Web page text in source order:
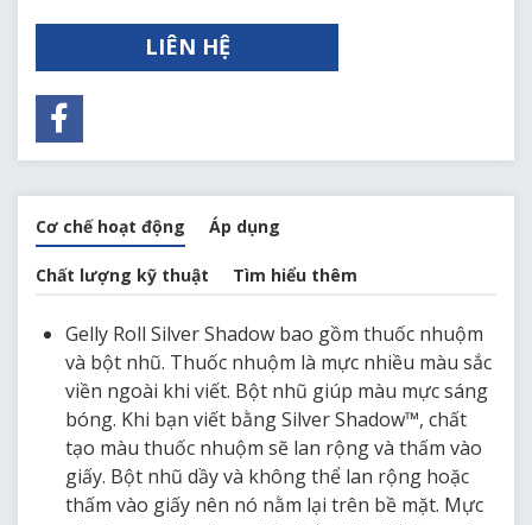
LIÊN HỆ
Cơ chế hoạt động Áp dụng
Chất lượng kỹ thuật Tìm hiểu thêm
Gelly Roll Silver Shadow bao gồm thuốc nhuộm
và bột nhũ. Thuốc nhuộm là mực nhiều màu sắc
viền ngoài khi viết. Bột nhũ giúp màu mực sáng
bóng. Khi bạn viết bằng Silver Shadow™, chất
tạo màu thuốc nhuộm sẽ lan rộng và thấm vào
giấy. Bột nhũ dầy và không thể lan rộng hoặc
thấm vào giấy nên nó nằm lại trên bề mặt. Mực